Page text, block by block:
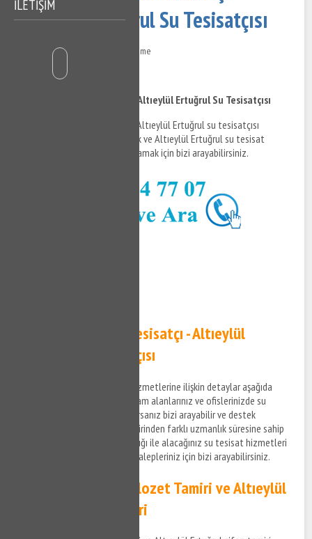
İLETİŞİM
Altıeylül Ertuğrul Su Tesisatçısı
24 Temmuz 2022 373 Görüntüleme
İçindekiler
Altıeylül Ertuğrul Tesisatçı - Altıeylül Ertuğrul Su Tesisatçısı
Altıeylül Ertuğrul tesisatçı ve Altıeylül Ertuğrul su tesisatçısı
hizmetleri hakkında bilgi almak ve Altıeylül Ertuğrul su tesisat
hakkında detaylara erişim sağlamak için bizi arayabilirsiniz.
Altıeylül Ertuğrul Tesisatçı - Altıeylül
Ertuğrul Su Tesisatçısı
Altıeylül Ertuğrul su tesisat hizmetlerine ilişkin detaylar aşağıda
sıralandığı şekildedir. Sizde yaşam alanlarınız ve ofislerinizde su
tesisat ile ilgili bir arıza yaşıyorsanız bizi arayabilir ve destek
taleplerinizi iletebilirsiniz. Birbirinden farklı uzmanlık süresine sahip
anlaşmalı iş ortaklarımız aracılığı ile alacağınız su tesisat hizmetleri
ile ilgili bilgi almak ve destek talepleriniz için bizi arayabilirsiniz.
Altıeylül Ertuğrul Klozet Tamiri ve Altıeylül
Ertuğrul Sifon Tamiri